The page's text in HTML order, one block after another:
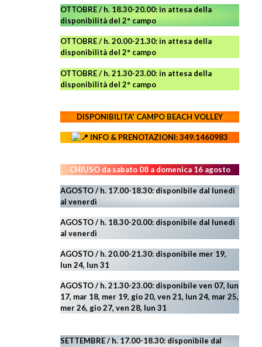
OTTOBRE / h. 18.30-20.00:in attesa della
disponibilità del 2° campo
OTTOBRE / h. 20.00-21.30:in attesa della
disponibilità del 2° campo
OTTOBRE / h. 21.30-23.00:in attesa della
disponibilità del 2° campo
DISPONIBILITA' CAMPOBEACH VOLLEY
INFO & PRENOTAZIONI: 349.1460983
CHIUSO da sabato 08 a domenica 16 agosto
AGOSTO / h. 17.00-18.30: disponibile dal lunedì
al venerdì
AGOSTO/ h. 18.30-20.00: disponibile dal lunedì
al venerdì
AGOSTO / h. 20.00-21.30: disponibile mer 19,
lun 24, lun 31
AGOSTO/ h. 21.30-23.00: disponibile ven 07, lun
17, mar 18, mer 19, gio 20, ven 21, lun 24, mar 25,
mer 26, gio 27, ven 28, lun 31
SETTEMBRE / h. 17.00-18.30: disponibile dal